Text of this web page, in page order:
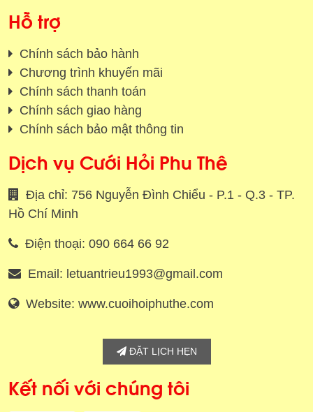
Hỗ trợ
Chính sách bảo hành
Chương trình khuyến mãi
Chính sách thanh toán
Chính sách giao hàng
Chính sách bảo mật thông tin
Dịch vụ Cưới Hỏi Phu Thê
Địa chỉ: 756 Nguyễn Đình Chiểu - P.1 - Q.3 - TP.
Hồ Chí Minh
Điện thoại: 090 664 66 92
Email: letuantrieu1993@gmail.com
Website: www.cuoihoiphuthe.com
ĐẶT LỊCH HẸN
Kết nối với chúng tôi